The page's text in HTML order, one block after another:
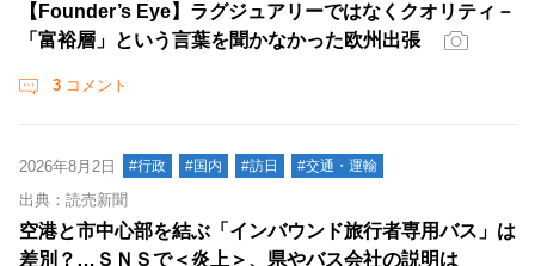
【Founder’s Eye】ラグジュアリーではなくクオリティ－
「富裕層」という言葉を聞かなかった欧州出張
3 コメント
2026年8月2日 #行政 #国内 #訪日 #交通・運輸
出典：読売新聞
空港と市中心部を結ぶ「インバウンド旅行者専用バス」は
差別？…ＳＮＳで＜炎上＞、県やバス会社の説明は